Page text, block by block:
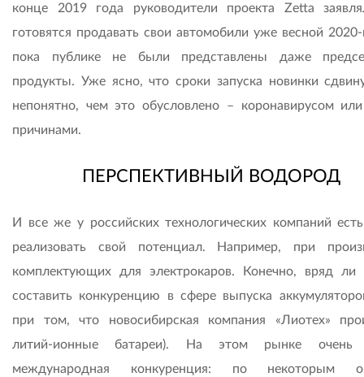
конце 2019 года руководители проекта Zetta
готовятся продавать свои автомобили уже весной 2020-
пока публике не были представлены даже
продукты. Уже ясно, что сроки запуска новинки
непонятно, чем это обусловлено – коронавирусом
причинами.
ПЕРСПЕКТИВНЫЙ ВОДОРОД
И все же у российских технологических компаний
реализовать свой потенциал. Например, при
комплектующих для электрокаров. Конечно, вряд ли
составить конкуренцию в сфере выпуска
при том, что новосибирская компания «Лиотех»
литий-ионные батареи). На этом рынке очень
международная конкуренция: по некоторым